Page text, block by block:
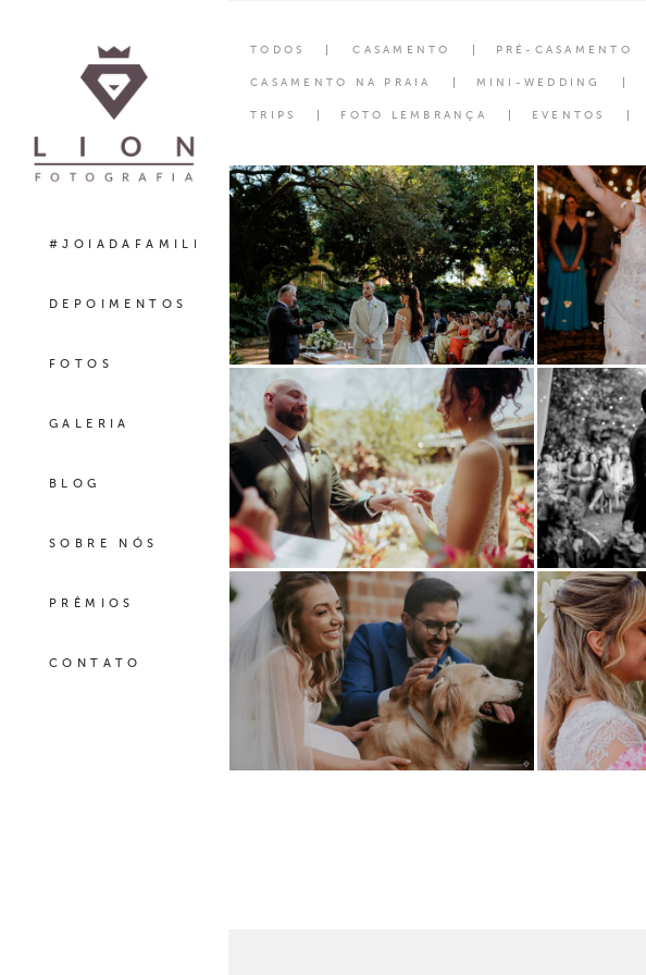
#JOIADAFAMILIA
DEPOIMENTOS
FOTOS
GALERIA
BLOG
SOBRE NÓS
PRÊMIOS
CONTATO
TODOS CASAMENTO PRÉ-CASAMENTO
CASAMENTO NA PRAIA MINI-WEDDING
TRIPS FOTO LEMBRANÇA EVENTOS